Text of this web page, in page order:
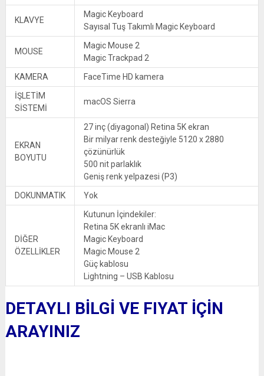
KLAVYE
Magic Keyboard
Sayısal Tuş Takımlı Magic Keyboard
MOUSE
Magic Mouse 2
Magic Trackpad 2
KAMERA
FaceTime HD kamera
İŞLETİM
SİSTEMİ
macOS Sierra
EKRAN
BOYUTU
27 inç (diyagonal) Retina 5K ekran
Bir milyar renk desteğiyle 5120 x 2880
çözünürlük
500 nit parlaklık
Geniş renk yelpazesi (P3)
DOKUNMATIK
Yok
DİĞER
ÖZELLİKLER
Kutunun İçindekiler:
Retina 5K ekranlı iMac
Magic Keyboard
Magic Mouse 2
Güç kablosu
Lightning – USB Kablosu
DETAYLI BİLGİ VE FIYAT İÇİN
ARAYINIZ